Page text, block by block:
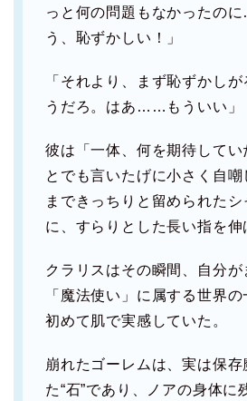
っと何の問題もなかったの
う、恥ずかしい！」
「それより、まず恥ずかし
うだろ。はあ……もういい」
彼は「一体、何を期待してい
とでも言いたげに小さく自
まできっちりと留められたシ
に、すらりとした長い指を伸
クラリスはその瞬間、自分が
「魔法使い」に属する世界の
初めて肌で実感していた。
崩れたゴーレムは、実は保存
た“石”であり、ノアの身体に